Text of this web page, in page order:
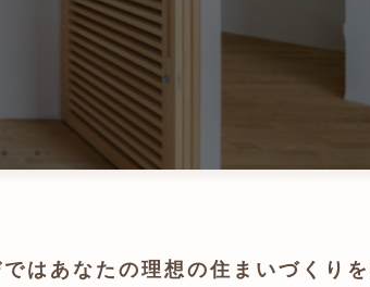
は あなたの理想の住まいづくりを